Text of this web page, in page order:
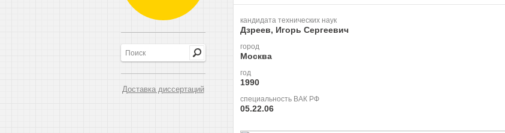
Доставка диссертаций
кандидата технических наук
Дзреев, Игорь Сергеевич
город
Москва
год
1990
специальность ВАК РФ
05.22.06